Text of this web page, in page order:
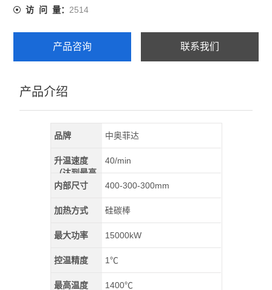
访 问 量：2514
产品咨询 联系我们
产品介绍
品牌 中奥菲达
升温速度
（达到最高
温）
40/min
内部尺寸 400-300-300mm
加热方式 硅碳棒
最大功率 15000kW
控温精度 1℃
最高温度 1400℃